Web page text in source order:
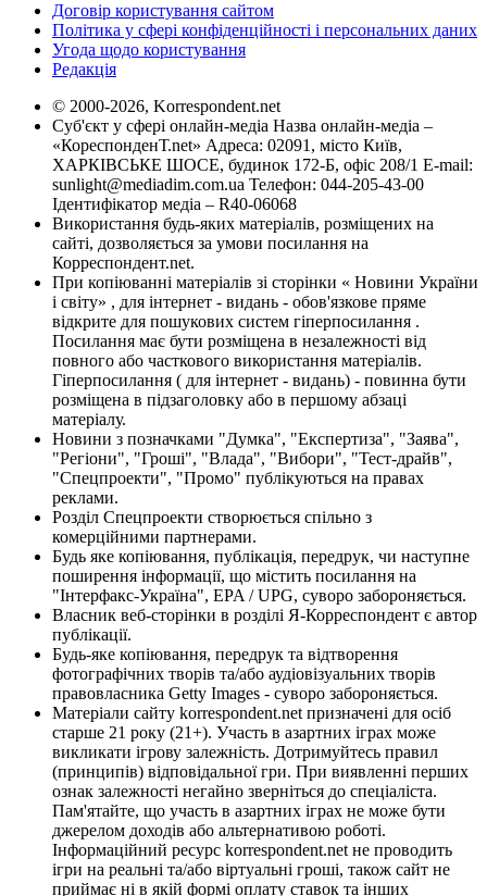
Договір користування сайтом
Політика у сфері конфіденційності і персональних даних
Угода щодо користування
Редакція
© 2000-2026, Korrespondent.net
Суб'єкт у сфері онлайн-медіа Назва онлайн-медіа –
«КореспонденТ.net» Адреса: 02091, місто Київ,
ХАРКІВСЬКЕ ШОСЕ, будинок 172-Б, офіс 208/1 E-mail:
sunlight@mediadim.com.ua Телефон: 044-205-43-00
Ідентифікатор медіа – R40-06068
Використання будь-яких матеріалів, розміщених на
сайті, дозволяється за умови посилання на
Корреспондент.net.
При копіюванні матеріалів зі сторінки « Новини України
і світу» , для інтернет - видань - обов'язкове пряме
відкрите для пошукових систем гіперпосилання .
Посилання має бути розміщена в незалежності від
повного або часткового використання матеріалів.
Гіперпосилання ( для інтернет - видань) - повинна бути
розміщена в підзаголовку або в першому абзаці
матеріалу.
Новини з позначками "Думка", "Експертиза", "Заява",
"Регіони", "Гроші", "Влада", "Вибори", "Тест-драйв",
"Спецпроекти", "Промо" публікуються на правах
реклами.
Розділ Спецпроекти створюється спільно з
комерційними партнерами.
Будь яке копіювання, публікація, передрук, чи наступне
поширення інформації, що містить посилання на
"Інтерфакс-Україна", EPA / UPG, суворо забороняється.
Власник веб-сторінки в розділі Я-Корреспондент є автор
публікації.
Будь-яке копіювання, передрук та відтворення
фотографічних творів та/або аудіовізуальних творів
правовласника Getty Images - суворо забороняється.
Матеріали сайту korrespondent.net призначені для осіб
старше 21 року (21+). Участь в азартних іграх може
викликати ігрову залежність. Дотримуйтесь правил
(принципів) відповідальної гри. При виявленні перших
ознак залежності негайно зверніться до спеціаліста.
Пам'ятайте, що участь в азартних іграх не може бути
джерелом доходів або альтернативою роботі.
Інформаційний ресурс korrespondent.net не проводить
ігри на реальні та/або віртуальні гроші, також сайт не
приймає ні в якій формі оплату ставок та інших